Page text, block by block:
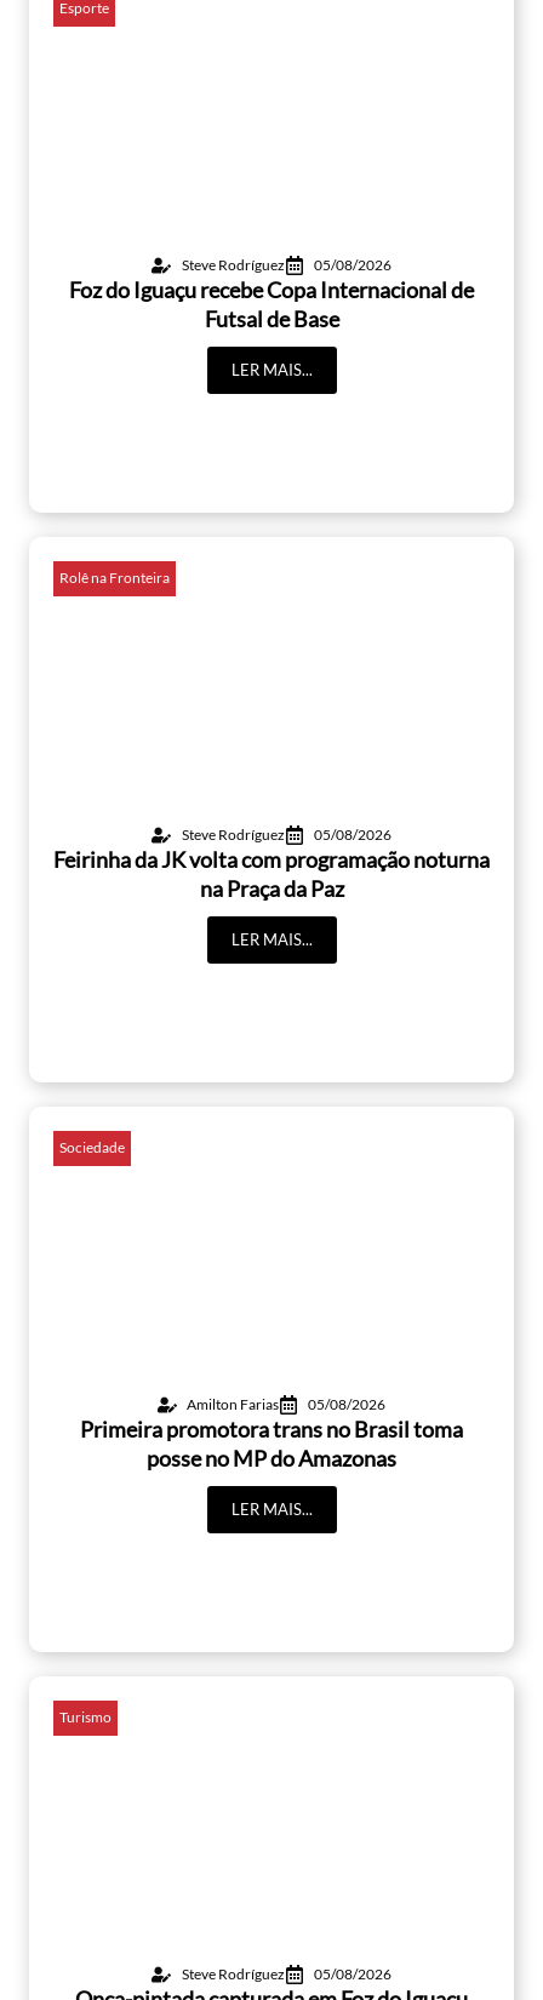
Esporte
Steve Rodríguez 05/08/2026
Foz do Iguaçu recebe Copa Internacional de
Futsal de Base
LER MAIS...
Rolê na Fronteira
Steve Rodríguez 05/08/2026
Feirinha da JK volta com programação noturna
na Praça da Paz
LER MAIS...
Sociedade
Amilton Farias 05/08/2026
Primeira promotora trans no Brasil toma
posse no MP do Amazonas
LER MAIS...
Turismo
Steve Rodríguez 05/08/2026